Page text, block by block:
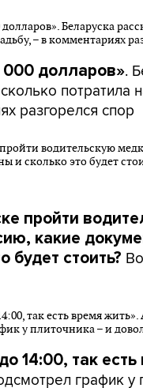
долларов».
потратила
разгорелся спор
пройти
какие
будет стоить?
14:00, так
график у